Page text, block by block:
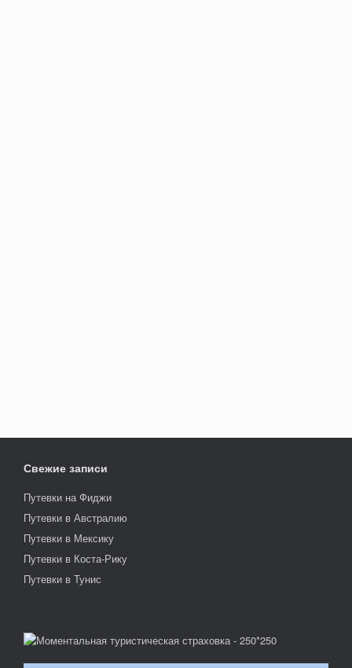
Свежие записи
Путевки на Фиджи
Путевки в Австралию
Путевки в Мексику
Путевки в Коста-Рику
Путевки в Тунис